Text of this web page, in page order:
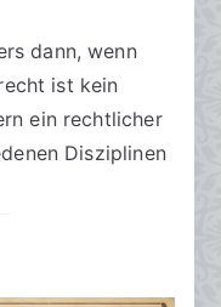
dann, wenn
ist kein
ein rechtlicher
Disziplinen